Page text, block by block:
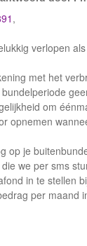
,
verlopen
met het
om
opnemen
op je
we per sms
in te stellen
per maand